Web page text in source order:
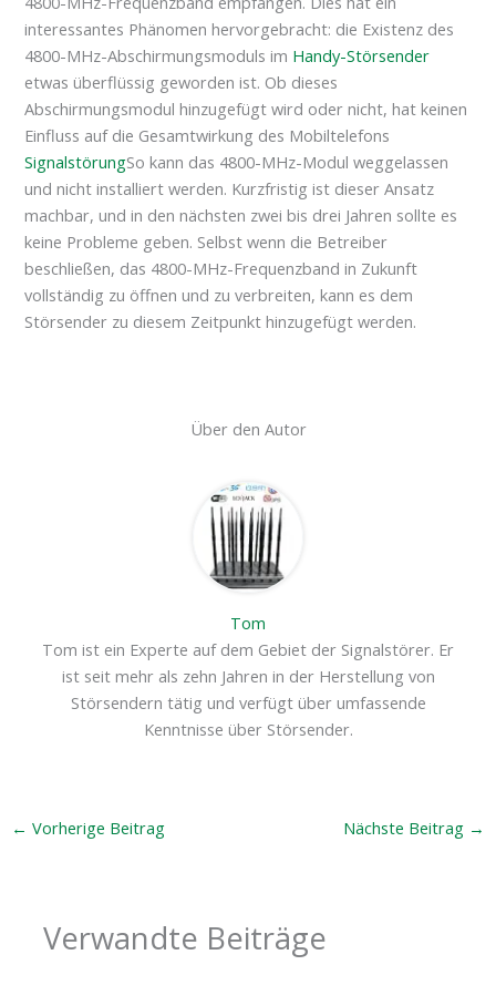
interessantes Phänomen hervorgebracht: die Existenz des
4800-MHz-Abschirmungsmoduls im Handy-Störsender
etwas überflüssig geworden ist. Ob dieses
Abschirmungsmodul hinzugefügt wird oder nicht, hat keinen
Einfluss auf die Gesamtwirkung des Mobiltelefons
SignalstörungSo kann das 4800-MHz-Modul weggelassen
und nicht installiert werden. Kurzfristig ist dieser Ansatz
machbar, und in den nächsten zwei bis drei Jahren sollte es
keine Probleme geben. Selbst wenn die Betreiber
beschließen, das 4800-MHz-Frequenzband in Zukunft
vollständig zu öffnen und zu verbreiten, kann es dem
Störsender zu diesem Zeitpunkt hinzugefügt werden.
Über den Autor
Tom
Tom ist ein Experte auf dem Gebiet der Signalstörer. Er
ist seit mehr als zehn Jahren in der Herstellung von
Störsendern tätig und verfügt über umfassende
Kenntnisse über Störsender.
← Vorherige Beitrag Nächste Beitrag →
Verwandte Beiträge